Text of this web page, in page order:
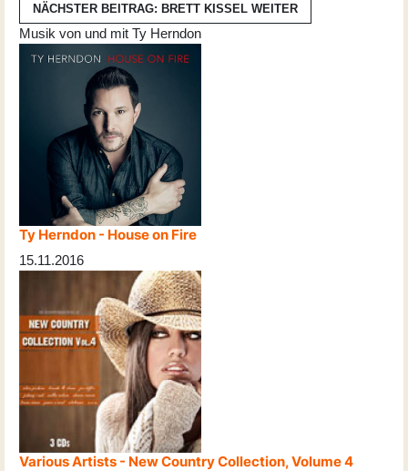
NÄCHSTER BEITRAG: BRETT KISSEL WEITER
Musik von und mit Ty Herndon
Ty Herndon - House on Fire
15.11.2016
Various Artists - New Country Collection, Volume 4